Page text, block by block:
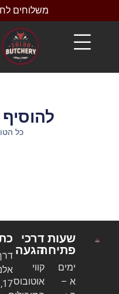
משלוחים
להוסיף
כל הטוב
שעות
פתיחה
ימים
דרכי
הגעה
קווי
אוטובוס
דרך
אלנבי
17,